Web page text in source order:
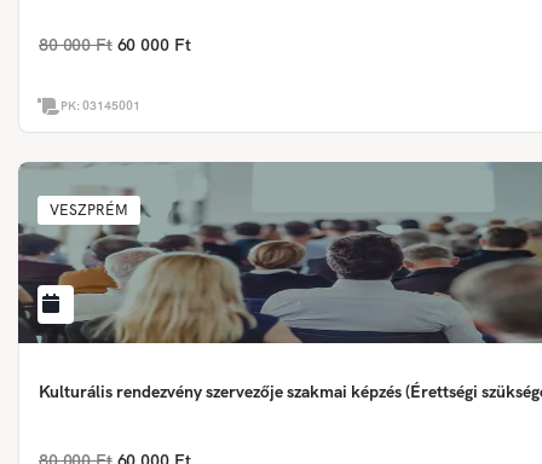
80 000 Ft 60 000 Ft
PK:03145001
VESZPRÉM
Kulturális rendezvény szervezője szakmai képzés (Érettségi